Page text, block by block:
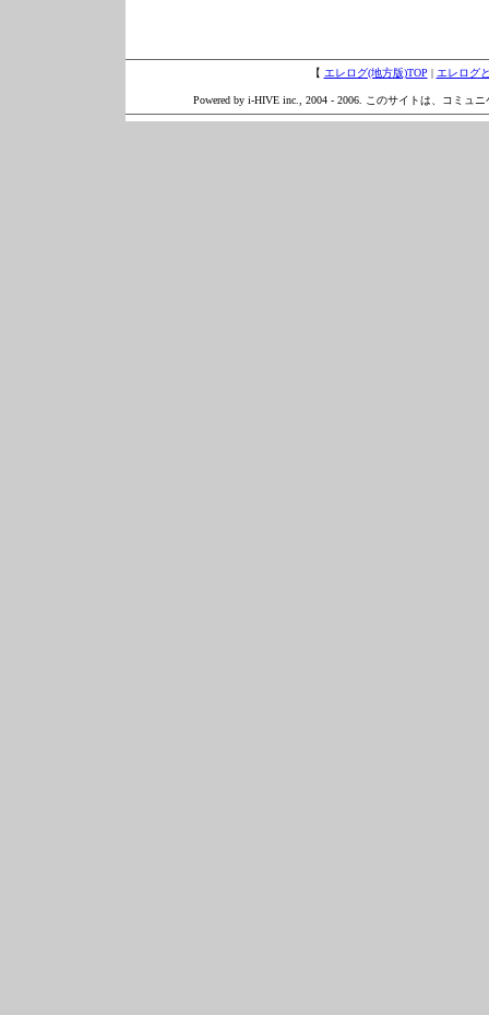
【 エレログ(地方版)TOP | エレログ
Powered by i-HIVE inc., 2004 - 2006. このサイトは、コミュ